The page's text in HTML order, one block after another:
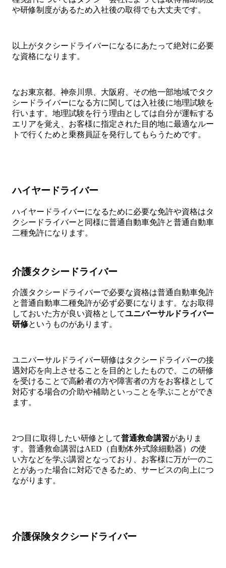
や研修制度があるため入社後の取得でも大丈夫です。
以上がタクシードライバーになるにあたって絶対に必要
な資格になります。
なお東京都、神奈川県、大阪府、その他一部地域でタク
シードライバーになる方に関しては入社後に地理試験を
行います。地理試験を行う理由としては自分が運転する
エリアを覚え、お客様に指定された目的地に最適なルー
トで行くためと乗務員証を発行してもらうためです。
ハイヤードライバー
ハイヤードライバーになるために必要な免許や資格はタ
クシードライバーと同様に普通自動車免許と普通自動車
二種免許になります。
介護タクシードライバー
介護タクシードライバーで必要な資格は普通自動車免許
と普通自動車二種免許が必ず必要になります。なお取得
しておいた方が良い資格としてユニバーサルドライバー
研修というものがあります。
ユニバーサルドライバー研修はタクシードライバーの接
遇対応を向上させることを目的としたもので、この研修
を受けることで高齢者の方や障害者の方をお客様として
対応する場合の介助や補助といっことを学ぶことができ
ます。
2つ目に取得したい研修として普通救命講習がありま
す。普通救命講習はAED（自動体外式除細動器）の使
い方などを学ぶ講習となっており、お客様に万が一のこ
とがあった場合に対応できるため、サービスの向上につ
ながります。
介護保険タクシードライバー